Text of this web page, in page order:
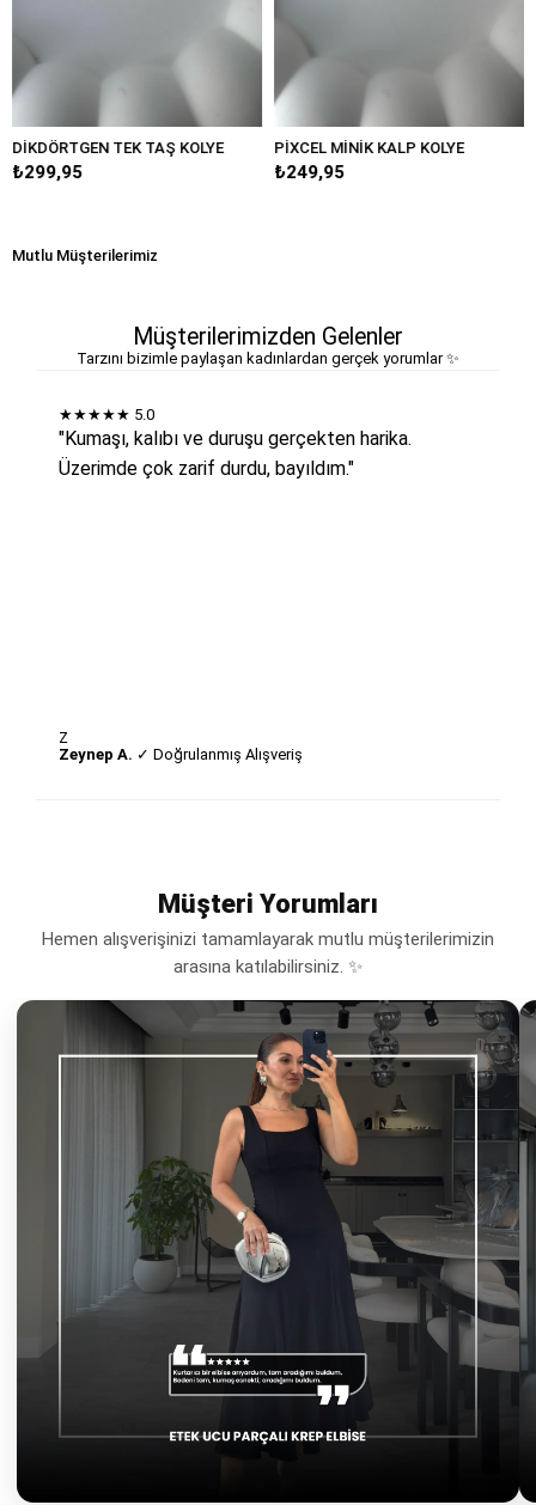
TEK TAŞ KOLYE PİXCEL MİNİK KALP KOLYE MİNİMAL
Mutlu Müşterilerimiz
Müşterilerimizden Gelenler
Tarzını bizimle paylaşan kadınlardan gerçek yorumlar ✨
★★★★★ 5.0
"Kumaşı, kalıbı ve duruşu gerçekten harika.
Üzerimde çok zarif durdu, bayıldım."
Z
Zeynep A. ✓ Doğrulanmış Alışveriş
Müşteri Yorumları
Hemen alışverişinizi tamamlayarak mutlu müşterilerimizin
arasına katılabilirsiniz. ✨